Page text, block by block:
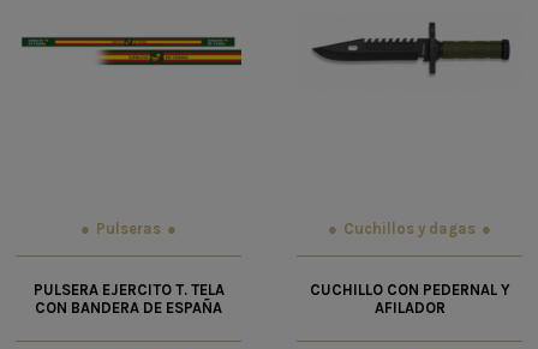
Pulseras
PULSERA EJERCITO T. TELA
CON BANDERA DE ESPAÑA
Cuchillos y dagas
CUCHILLO CON PEDERNAL Y
AFILADOR